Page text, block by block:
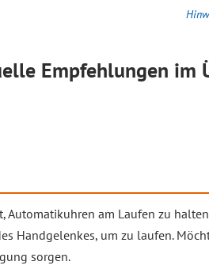
Empfehlungen im
Automatikuhren am Laufen zu
Handgelenkes, um zu laufen.
sorgen.